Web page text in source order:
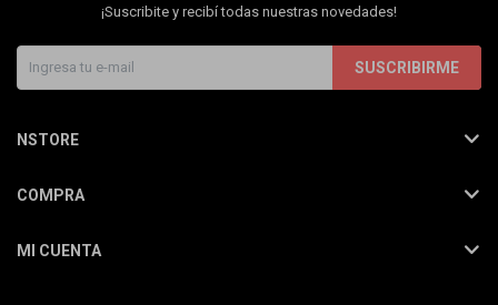
¡Suscribite y recibí todas nuestras novedades!
SUSCRIBIRME
NSTORE
COMPRA
MI CUENTA